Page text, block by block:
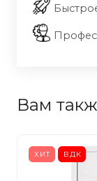
Вам
ХИТ ВДК